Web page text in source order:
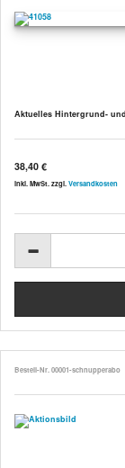
Aktuelles Hintergrund-
38,40 €
inkl. MwSt. zzgl. Versandkosten
Bestell-Nr. 00001-schnupperabo